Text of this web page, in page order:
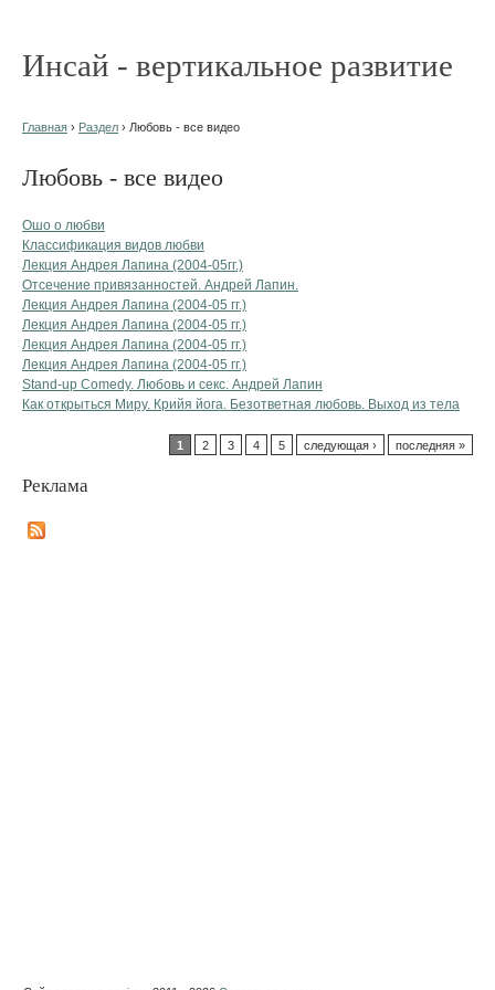
Инсай - вертикальное развитие
Главная › Раздел › Любовь - все видео
Любовь - все видео
Ошо о любви
Классификация видов любви
Лекция Андрея Лапина (2004-05гг.)
Отсечение привязанностей. Андрей Лапин.
Лекция Андрея Лапина (2004-05 гг.)
Лекция Андрея Лапина (2004-05 гг.)
Лекция Андрея Лапина (2004-05 гг.)
Лекция Андрея Лапина (2004-05 гг.)
Stand-up Comedy. Любовь и секс. Андрей Лапин
Как открыться Миру. Крийя йога. Безответная любовь. Выход из тела
1 2 3 4 5 следующая › последняя »
Реклама